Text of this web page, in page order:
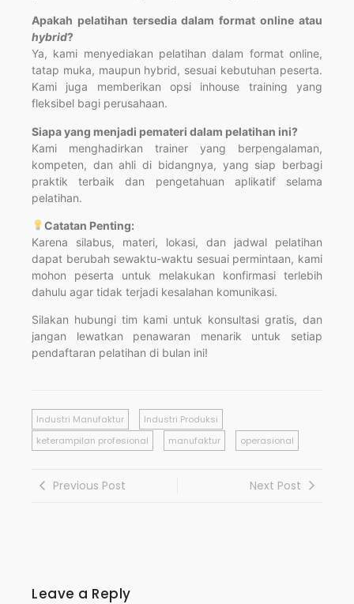
Apakah pelatihan tersedia dalam format online atau
hybrid?
Ya, kami menyediakan pelatihan dalam format online,
tatap muka, maupun hybrid, sesuai kebutuhan peserta.
Kami juga memberikan opsi inhouse training yang
fleksibel bagi perusahaan.
Siapa yang menjadi pemateri dalam pelatihan ini?
Kami menghadirkan trainer yang berpengalaman,
kompeten, dan ahli di bidangnya, yang siap berbagi
praktik terbaik dan pengetahuan aplikatif selama
pelatihan.
Catatan Penting:
Karena silabus, materi, lokasi, dan jadwal pelatihan
dapat berubah sewaktu-waktu sesuai permintaan, kami
mohon peserta untuk melakukan konfirmasi terlebih
dahulu agar tidak terjadi kesalahan komunikasi.
Silakan hubungi tim kami untuk konsultasi gratis, dan
jangan lewatkan penawaran menarik untuk setiap
pendaftaran pelatihan di bulan ini!
Industri Manufaktur
Industri Produksi
keterampilan profesional
manufaktur operasional
Previous Post Next Post
Leave a Reply